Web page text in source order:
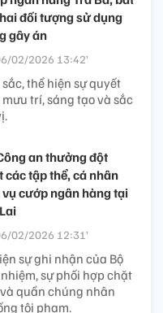
đối tượng sử dụng
gây án
02/2026 13:42’
thể hiện sự quyết
trí, sáng tạo và sắc
an thưởng đột
các tập thể, cá nhân
vụ cướp ngân hàng tại
02/2026 12:31’
sự ghi nhận của Bộ
sự phối hợp chặt
quần chúng nhân
tội phạm.